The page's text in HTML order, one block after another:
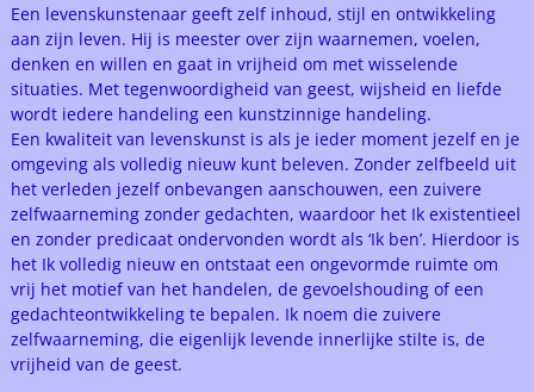
Een levenskunstenaar geeft zelf inhoud, stijl en ontwikkeling
aan zijn leven. Hij is meester over zijn waarnemen, voelen,
denken en willen en gaat in vrijheid om met wisselende
situaties. Met tegenwoordigheid van geest, wijsheid en liefde
wordt iedere handeling een kunstzinnige handeling.
Een kwaliteit van levenskunst is als je ieder moment jezelf en je
omgeving als volledig nieuw kunt beleven. Zonder zelfbeeld uit
het verleden jezelf onbevangen aanschouwen, een zuivere
zelfwaarneming zonder gedachten, waardoor het Ik existentieel
en zonder predicaat ondervonden wordt als ‘Ik ben’. Hierdoor is
het Ik volledig nieuw en ontstaat een ongevormde ruimte om
vrij het motief van het handelen, de gevoelshouding of een
gedachteontwikkeling te bepalen. Ik noem die zuivere
zelfwaarneming, die eigenlijk levende innerlijke stilte is, de
vrijheid van de geest.